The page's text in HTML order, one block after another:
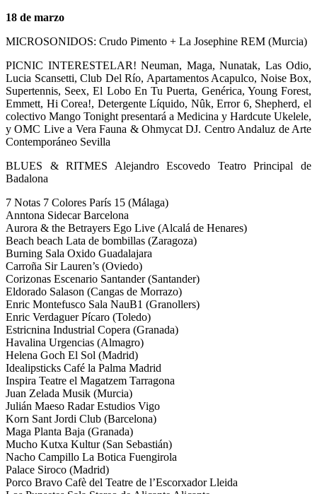
18 de marzo
MICROSONIDOS: Crudo Pimento + La Josephine REM (Murcia)
PICNIC INTERESTELAR! Neuman, Maga, Nunatak, Las Odio,
Lucia Scansetti, Club Del Río, Apartamentos Acapulco, Noise Box,
Supertennis, Seex, El Lobo En Tu Puerta, Genérica, Young Forest,
Emmett, Hi Corea!, Detergente Líquido, Nûk, Error 6, Shepherd, el
colectivo Mango Tonight presentará a Medicina y Hardcute Ukelele,
y OMC Live a Vera Fauna & Ohmycat DJ. Centro Andaluz de Arte
Contemporáneo Sevilla
BLUES & RITMES Alejandro Escovedo Teatro Principal de
Badalona
7 Notas 7 Colores París 15 (Málaga)
Anntona Sidecar Barcelona
Aurora & the Betrayers Ego Live (Alcalá de Henares)
Beach beach Lata de bombillas (Zaragoza)
Burning Sala Oxido Guadalajara
Carroña Sir Lauren’s (Oviedo)
Corizonas Escenario Santander (Santander)
Eldorado Salason (Cangas de Morrazo)
Enric Montefusco Sala NauB1 (Granollers)
Enric Verdaguer Pícaro (Toledo)
Estricnina Industrial Copera (Granada)
Havalina Urgencias (Almagro)
Helena Goch El Sol (Madrid)
Idealipsticks Café la Palma Madrid
Inspira Teatre el Magatzem Tarragona
Juan Zelada Musik (Murcia)
Julián Maeso Radar Estudios Vigo
Korn Sant Jordi Club (Barcelona)
Maga Planta Baja (Granada)
Mucho Kutxa Kultur (San Sebastián)
Nacho Campillo La Botica Fuengirola
Palace Siroco (Madrid)
Porco Bravo Cafè del Teatre de l’Escorxador Lleida